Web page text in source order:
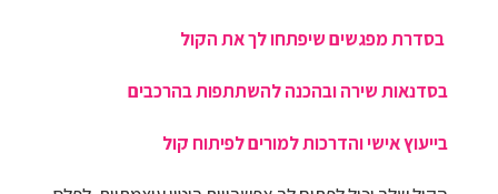
בסדרת מפגשים שיפתחו לך את הקול
בסדנאות שירה ובהכנה להשתתפות בהרכבים
בייעוץ אישי והדרכות למורים לפיתוח קול